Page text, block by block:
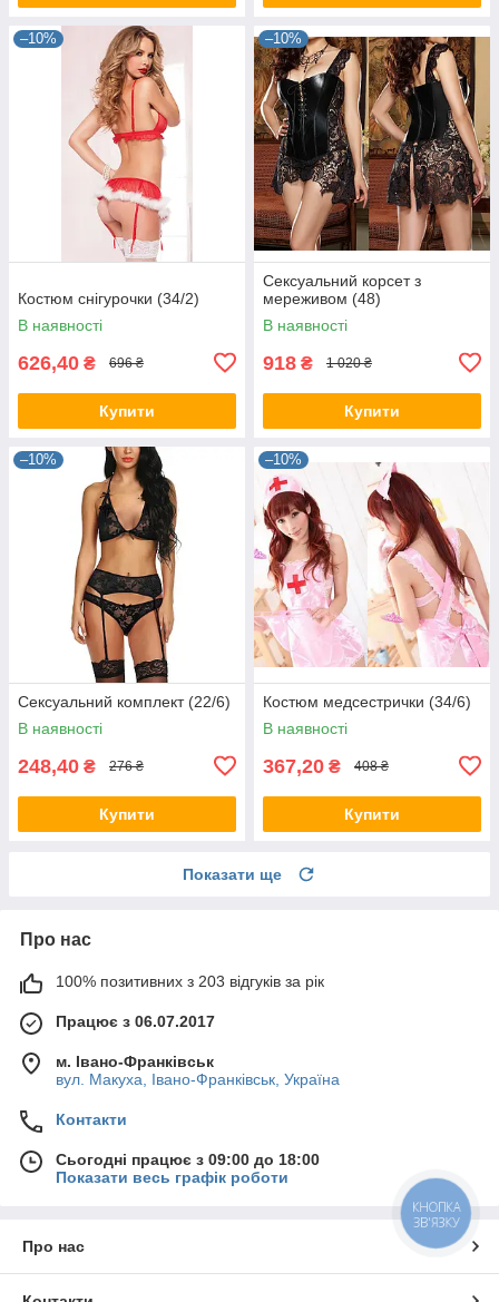
–10%
Костюм снігурочки (34/2)
В наявності
626,40 ₴ 696 ₴
Купити
–10%
Сексуальний корсет з
мереживом (48)
В наявності
918 ₴ 1 020 ₴
Купити
–10%
Сексуальний комплект (22/6)
В наявності
248,40 ₴ 276 ₴
Купити
–10%
Костюм медсестрички (34/6)
В наявності
367,20 ₴ 408 ₴
Купити
Показати ще
Про нас
100% позитивних з 203 відгуків за рік
Працює з 06.07.2017
м. Івано-Франківськ
вул. Макуха, Івано-Франківськ, Україна
Контакти
Сьогодні працює з 09:00 до 18:00
Показати весь графік роботи
Про нас
КНОПКА
ЗВ'ЯЗКУ